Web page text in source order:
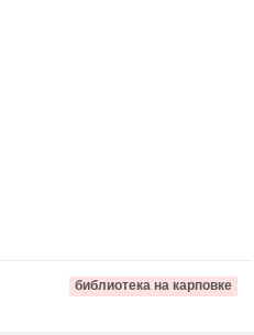
библиотека на карповке